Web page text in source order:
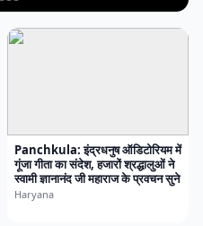
Panchkula: इंद्रधनुष ऑडिटोरियम में
गूंजा गीता का संदेश, हजारों श्रद्धालुओं ने
स्वामी ज्ञानानंद जी महाराज के प्रवचन सुने
Haryana